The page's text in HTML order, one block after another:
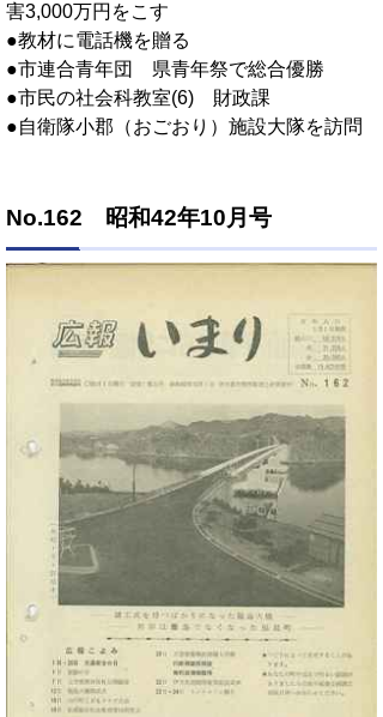
害3,000万円をこす
●教材に電話機を贈る
●市連合青年団 県青年祭で総合優勝
●市民の社会科教室(6) 財政課
●自衛隊小郡（おごおり）施設大隊を訪問
No.162 昭和42年10月号